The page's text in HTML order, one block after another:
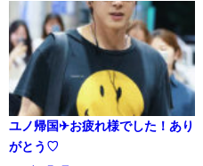
ユノ帰国✈お疲れ様でした！あり
がとう♡